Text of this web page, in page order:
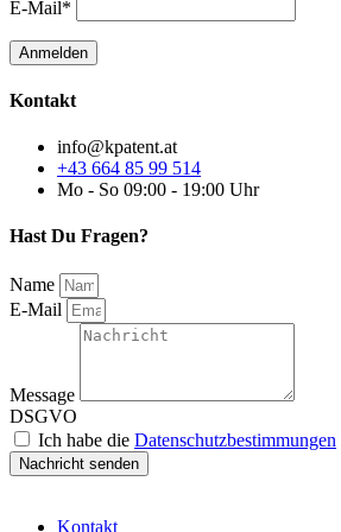
E-Mail*
Kontakt
info@kpatent.at
+43 664 85 99 514
Mo - So 09:00 - 19:00 Uhr
Hast Du Fragen?
Name
E-Mail
Message
DSGVO
Ich habe die Datenschutzbestimmungen
Nachricht senden
Kontakt